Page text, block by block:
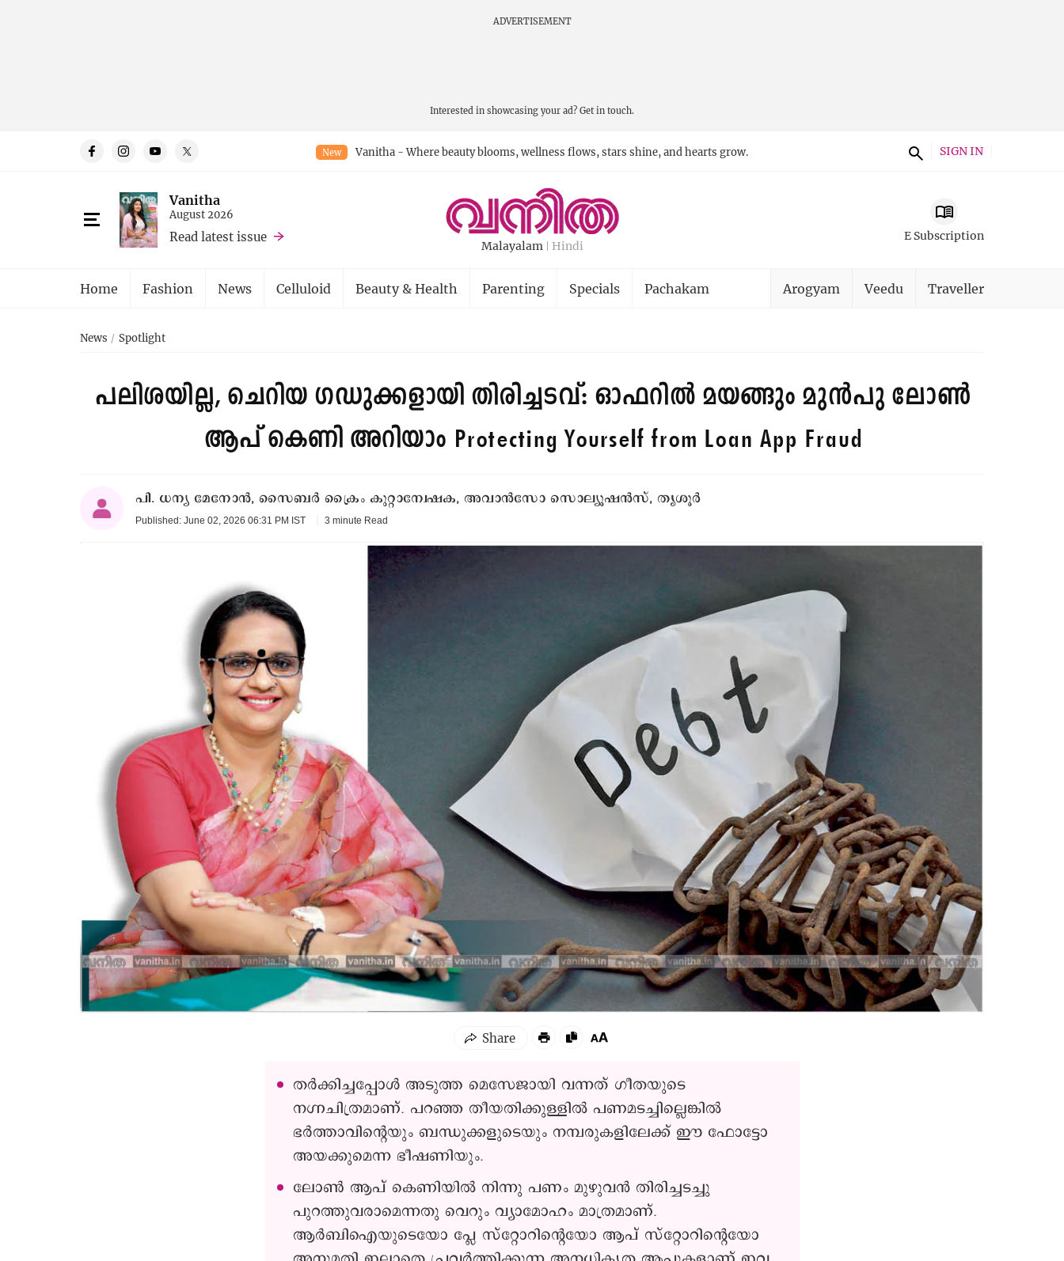
ADVERTISEMENT
Interested in showcasing your ad? Get in touch.
New Vanitha - Where beauty blooms, wellness flows, stars shine, and hearts grow. SIGN IN
Vanitha
August 2026
Read latest issue
Malayalam Hindi
E Subscription
Home Fashion News Celluloid Beauty & Health Parenting Specials Pachakam Arogyam Veedu Traveller
News Spotlight
പലിശയില്ല, ചെറിയ ഗഡുക്കളായി തിരിച്ചടവ്: ഓഫറിൽ മയങ്ങും മുൻപു ലോൺ
ആപ് കെണി അറിയാം Protecting Yourself from Loan App Fraud
പി. ധന്യ മേനോൻ, സൈബർ ക്രൈം കുറ്റാന്വേഷക, അവാൻസോ സൊല്യൂഷൻസ്, തൃശൂർ
Published: June 02, 2026 06:31 PM IST 3 minute Read
തർക്കിച്ചപ്പോൾ അടുത്ത മെസേജായി വന്നത് ഗീതയുടെ
നഗ്നചിത്രമാണ്. പറഞ്ഞ തീയതിക്കുള്ളിൽ പണമടച്ചില്ലെങ്കിൽ
ഭർത്താവിന്റെയും ബന്ധുക്കളുടെയും നമ്പരുകളിലേക്ക് ഈ ഫോട്ടോ
അയക്കുമെന്ന ഭീഷണിയും.
ലോൺ ആപ് കെണിയിൽ നിന്നു പണം മുഴുവൻ തിരിച്ചടച്ചു
പുറത്തുവരാമെന്നതു വെറും വ്യാമോഹം മാത്രമാണ്.
ആർബിഐയുടെയോ പ്ലേ സ്റ്റോറിന്റെയോ ആപ് സ്റ്റോറിന്റെയോ